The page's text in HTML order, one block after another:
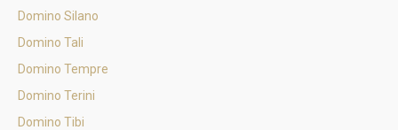
Domino Silano
Domino Tali
Domino Tempre
Domino Terini
Domino Tibi